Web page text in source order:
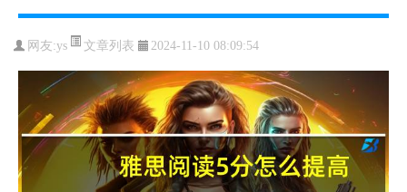
网友:ys 文章列表 2024-11-10 08:09:54